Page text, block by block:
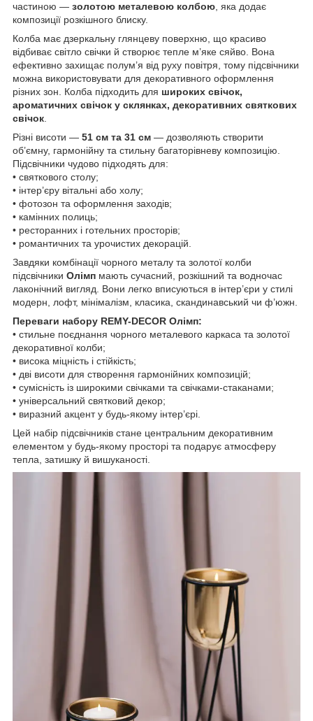
частиною — золотою металевою колбою, яка додає
композиції розкішного блиску.
Колба має дзеркальну глянцеву поверхню, що красиво
відбиває світло свічки й створює тепле м’яке сяйво. Вона
ефективно захищає полум’я від руху повітря, тому підсвічники
можна використовувати для декоративного оформлення
різних зон. Колба підходить для широких свічок,
ароматичних свічок у склянках, декоративних святкових
свічок.
Різні висоти — 51 см та 31 см — дозволяють створити
об’ємну, гармонійну та стильну багаторівневу композицію.
Підсвічники чудово підходять для:
• святкового столу;
• інтер’єру вітальні або холу;
• фотозон та оформлення заходів;
• камінних полиць;
• ресторанних і готельних просторів;
• романтичних та урочистих декорацій.
Завдяки комбінації чорного металу та золотої колби
підсвічники Олімп мають сучасний, розкішний та водночас
лаконічний вигляд. Вони легко вписуються в інтер’єри у стилі
модерн, лофт, мінімалізм, класика, скандинавський чи ф’южн.
Переваги набору REMY-DECOR Олімп:
• стильне поєднання чорного металевого каркаса та золотої
декоративної колби;
• висока міцність і стійкість;
• дві висоти для створення гармонійних композицій;
• сумісність із широкими свічками та свічками-стаканами;
• універсальний святковий декор;
• виразний акцент у будь-якому інтер’єрі.
Цей набір підсвічників стане центральним декоративним
елементом у будь-якому просторі та подарує атмосферу
тепла, затишку й вишуканості.